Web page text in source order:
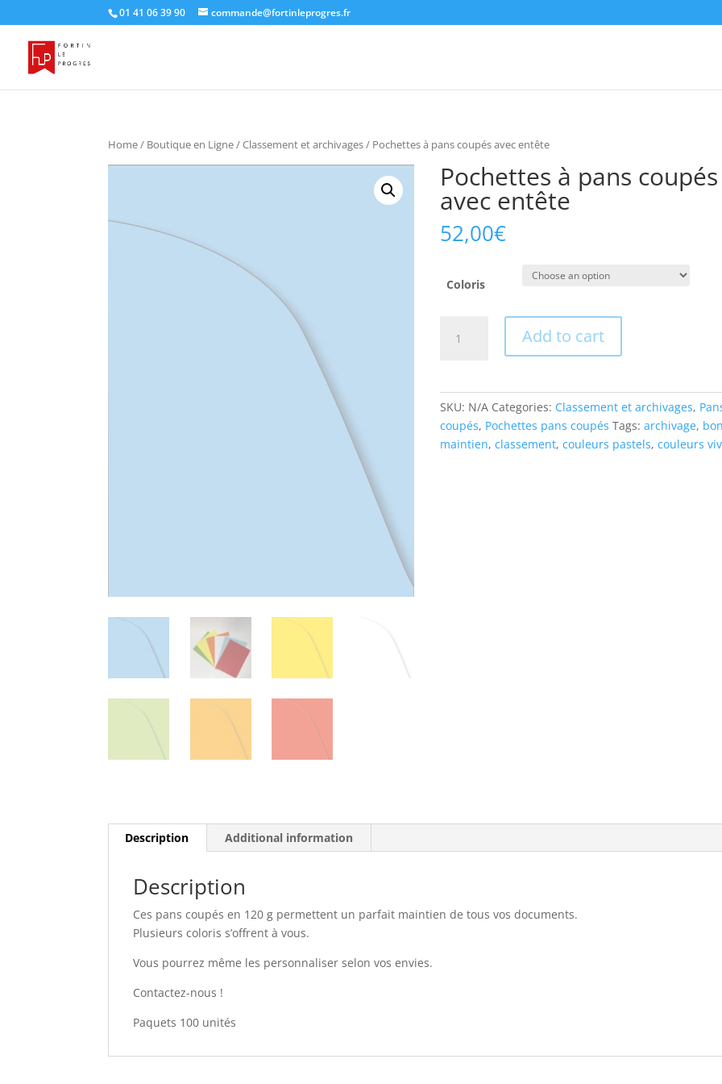
01 41 06 39 90 commande@fortinleprogres.fr
Home/ Boutique en Ligne/Classement et archivages/ Pochettes à pans coupés avec entête
Pochettes à pans coupés
avec entête
52,00€
Coloris
entête
quantity
Add to cart
SKU: N/A Categories: Classement et archivages,
coupés, Pochettes pans coupés Tags:archivage, bon
maintien,classement,couleurs pastels,couleurs
Description Additional information
Description
Ces pans coupés en 120 g permettent un parfait maintien de tous vos documents.
Plusieurs coloris s’offrent à vous.
Vous pourrez même les personnaliser selon vos envies.
Contactez-nous !
Paquets 100 unités